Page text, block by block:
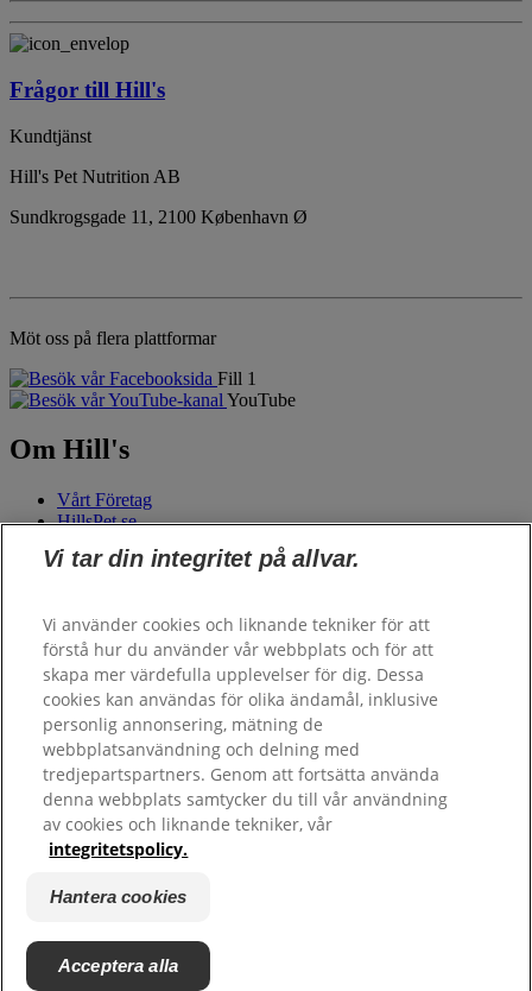
Frågor till Hill's
Kundtjänst
Hill's Pet Nutrition AB
Sundkrogsgade 11, 2100 København Ø
Möt oss på flera plattformar
Fill 1
YouTube
Om Hill's
Vårt Företag
HillsPet.se
Personalfoder
Kundtjänst
Kontakta oss
Frågor och Svar
Hill’s 100% nöjdhetsgaranti - återförsäljare
Copyright ©Hill's. Alla rättigheter förbehållna.
Villkor
HPN Engagemangspolicy
Vi tar din integritet på allvar.
Vi använder cookies och liknande tekniker för att
förstå hur du använder vår webbplats och för att
skapa mer värdefulla upplevelser för dig. Dessa
cookies kan användas för olika ändamål, inklusive
personlig annonsering, mätning de
webbplatsanvändning och delning med
tredjepartspartners. Genom att fortsätta använda
denna webbplats samtycker du till vår användning
av cookies och liknande tekniker, vår
integritetspolicy.
Hantera cookies
Acceptera alla